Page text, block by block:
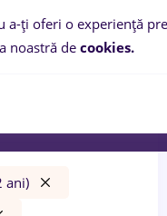
ani)
a-ți oferi o experiență
noastră de cookies.